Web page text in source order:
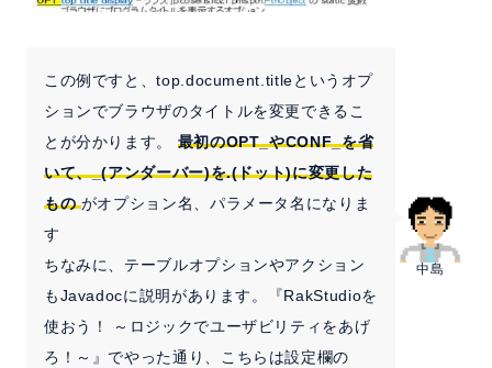
中島
この例ですと、top.document.titleというオプ
ションでブラウザのタイトルを変更できるこ
とが分かります。 最初のOPT_やCONF_を省
いて、_(アンダーバー)を.(ドット)に変更した
ものがオプション名、パラメータ名になりま
す
ちなみに、テーブルオプションやアクション
もJavadocに説明があります。『RakStudioを
使おう！ ～ロジックでユーザビリティをあげ
ろ！～』でやった通り、こちらは設定欄の